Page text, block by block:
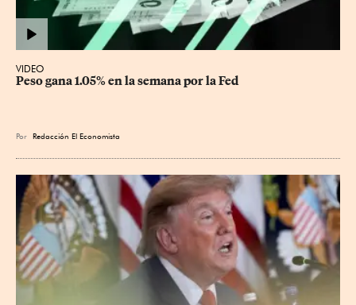
VIDEO
Peso gana 1.05% en la semana por la Fed
Por Redacción El Economista